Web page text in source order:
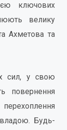
ключових
велику
Ахметова та
сил, у свою
повернення
владою. Будь-